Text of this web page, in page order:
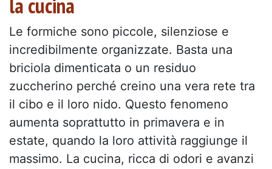
la cucina
Le formiche sono piccole, silenziose e
incredibilmente organizzate. Basta una
briciola dimenticata o un residuo
zuccherino perché creino una vera rete tra
il cibo e il loro nido. Questo fenomeno
aumenta soprattutto in primavera e in
estate, quando la loro attività raggiunge il
massimo. La cucina, ricca di odori e avanzi